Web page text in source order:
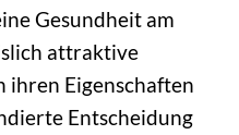
Gesundheit am
attraktive
ihren Eigenschaften
Entscheidung